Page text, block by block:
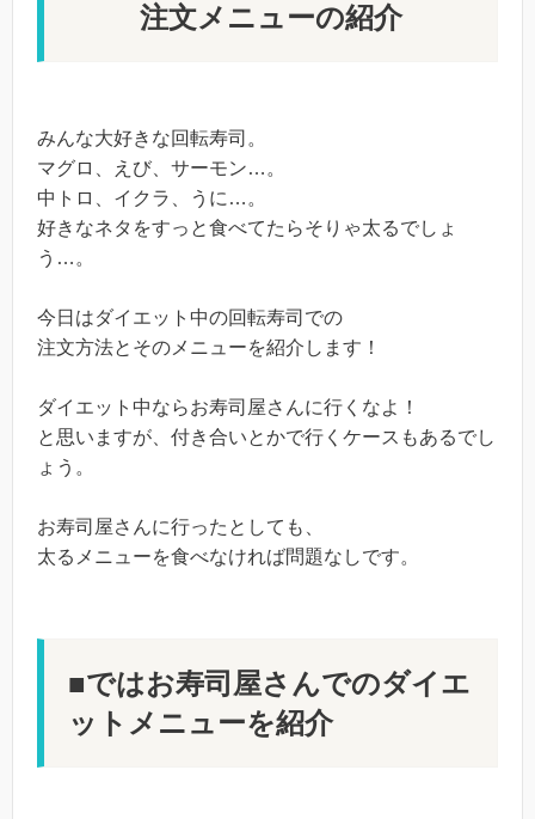
注文メニューの紹介
みんな大好きな回転寿司。
マグロ、えび、サーモン…。
中トロ、イクラ、うに…。
好きなネタをすっと食べてたらそりゃ太るでしょ
う…。
今日はダイエット中の回転寿司での
注文方法とそのメニューを紹介します！
ダイエット中ならお寿司屋さんに行くなよ！
と思いますが、付き合いとかで行くケースもあるでし
ょう。
お寿司屋さんに行ったとしても、
太るメニューを食べなければ問題なしです。
■ではお寿司屋さんでのダイエ
ットメニューを紹介